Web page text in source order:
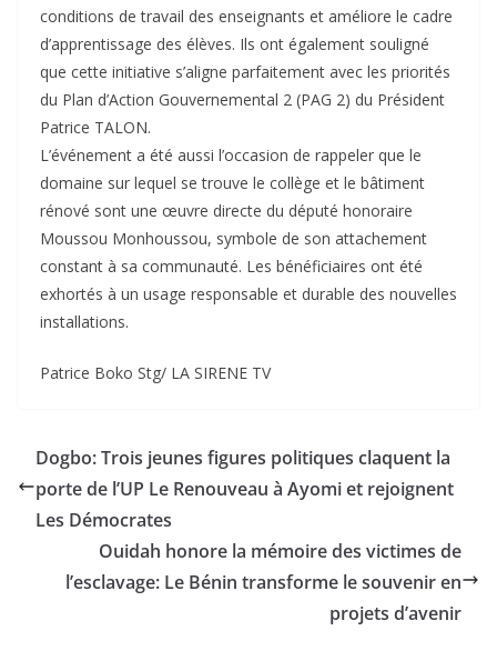
conditions de travail des enseignants et améliore le cadre
d’apprentissage des élèves. Ils ont également souligné
que cette initiative s’aligne parfaitement avec les priorités
du Plan d’Action Gouvernemental 2 (PAG 2) du Président
Patrice TALON.
L’événement a été aussi l’occasion de rappeler que le
domaine sur lequel se trouve le collège et le bâtiment
rénové sont une œuvre directe du député honoraire
Moussou Monhoussou, symbole de son attachement
constant à sa communauté. Les bénéficiaires ont été
exhortés à un usage responsable et durable des nouvelles
installations.
Patrice Boko Stg/ LA SIRENE TV
Dogbo: Trois jeunes figures politiques claquent la
porte de l’UP Le Renouveau à Ayomi et rejoignent
Les Démocrates
Ouidah honore la mémoire des victimes de
l’esclavage: Le Bénin transforme le souvenir en
projets d’avenir